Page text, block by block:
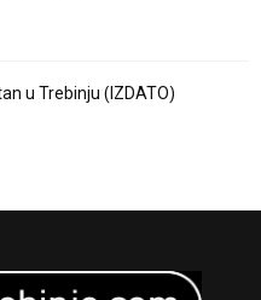
u Trebinju (IZDATO)